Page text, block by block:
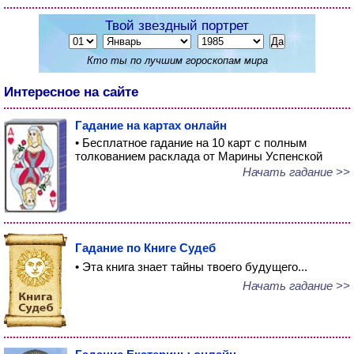
Твой звездный портрет
Кто ты по лучшим гороскопам мира
Интересное на сайте
Гадание на картах онлайн
• Бесплатное гадание на 10 карт с полным
толкованием расклада от Марины Успенской
Начать гадание >>
Гадание по Книге Судеб
• Эта книга знает тайны твоего будущего...
Начать гадание >>